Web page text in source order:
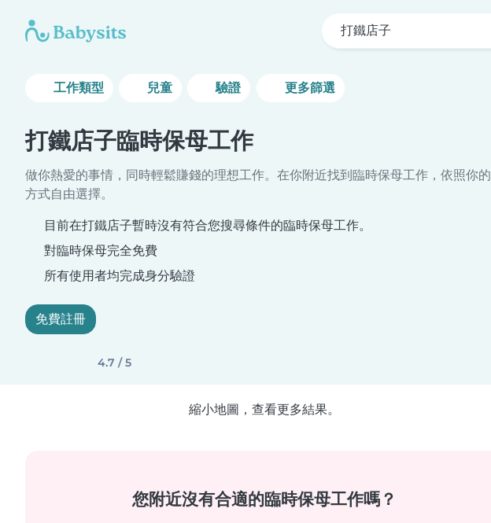
打鐵店子
工作類型 兒童 驗證 更多篩選
打鐵店子臨時保母工作
做你熱愛的事情，同時輕鬆賺錢的理想工作。在你附近找到臨時保母工作，依照你的
方式自由選擇。
目前在打鐵店子暫時沒有符合您搜尋條件的臨時保母工作。
對臨時保母完全免費
所有使用者均完成身分驗證
免費註冊
4.7 / 5
縮小地圖，查看更多結果。
您附近沒有合適的臨時保母工作嗎？